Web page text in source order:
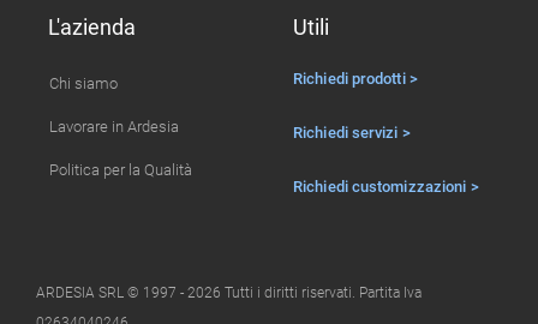
L'azienda
Chi siamo
Lavorare in Ardesia
Politica per la Qualità
Utili
Richiedi prodotti >
Richiedi servizi >
Richiedi customizzazioni >
ARDESIA SRL © 1997 - 2026 Tutti i diritti riservati. Partita Iva